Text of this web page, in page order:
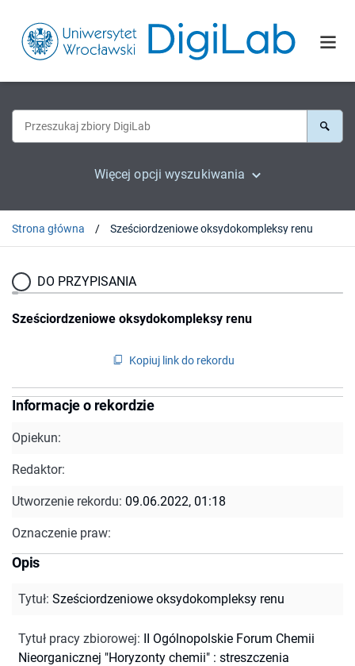
Więcej opcji wyszukiwania
Strona główna Sześciordzeniowe oksydokompleksy renu
DO PRZYPISANIA
Sześciordzeniowe oksydokompleksy renu
Kopiuj link do rekordu
Informacje o rekordzie
Opiekun:
Redaktor:
Utworzenie rekordu: 09.06.2022, 01:18
Oznaczenie praw:
Opis
Tytuł: Sześciordzeniowe oksydokompleksy renu
Tytuł pracy zbiorowej: II Ogólnopolskie Forum Chemii
Nieorganicznej "Horyzonty chemii" : streszczenia